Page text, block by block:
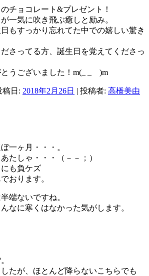
チョコレート&プレゼント！
一気に吹き飛ぶ癒しと励み。
もすっかり忘れてた中での嬉しい驚き
さってる方、誕生日を覚えてくださっ
うございました！m(_ _ )m
稿日: 2018年2月26日 | 投稿者: 高橋美由
一ヶ月・・・。
たしゃ・・・（－－；）
も負ケズ
おります。
端ないですね。
なに寒くはなかった気がします。
たが、ほとんど降らないこちらでも